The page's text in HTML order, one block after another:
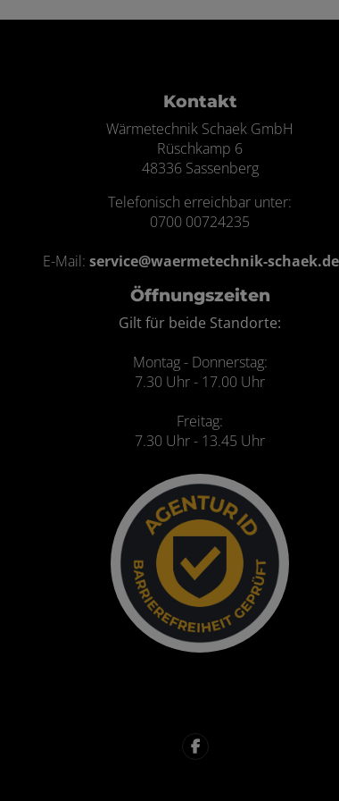
Kontakt
Wärmetechnik Schaek GmbH
Rüschkamp 6
48336 Sassenberg
Telefonisch erreichbar unter:
0700 00724235
E-Mail: service@waermetechnik-schaek.de
Öffnungszeiten
Gilt für beide Standorte:
Montag - Donnerstag:
7.30 Uhr - 17.00 Uhr
Freitag:
7.30 Uhr - 13.45 Uhr